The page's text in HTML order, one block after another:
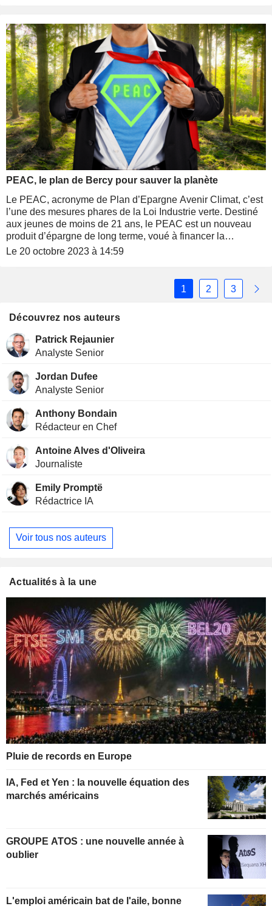
PEAC, le plan de Bercy pour sauver la planète
Le PEAC, acronyme de Plan d’Epargne Avenir Climat, c’est
l’une des mesures phares de la Loi Industrie verte. Destiné
aux jeunes de moins de 21 ans, le PEAC est un nouveau
produit d’épargne de long terme, voué à financer la
transition écologique. Sa fiscalité est en cours d’adoption au
Le 20 octobre 2023 à 14:59
1 2 3
Découvrez nos auteurs
Patrick Rejaunier
Analyste Senior
Jordan Dufee
Analyste Senior
Anthony Bondain
Rédacteur en Chef
Antoine Alves d'Oliveira
Journaliste
Emily Promptë
Rédactrice IA
Voir tous nos auteurs
Actualités à la une
Pluie de records en Europe
IA, Fed et Yen : la nouvelle équation des
marchés américains
GROUPE ATOS : une nouvelle année à
oublier
L'emploi américain bat de l'aile, bonne